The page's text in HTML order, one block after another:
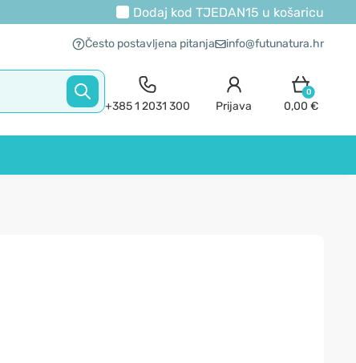
Dodaj kod TJEDAN15 u košaricu
Često postavljena pitanja info@futunatura.hr
+385 1 2031 300 Prijava
0
0,00 €